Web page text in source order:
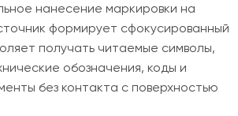
нанесение маркировки на
формирует сфокусированный
получать читаемые символы,
обозначения, коды и
без контакта с поверхностью